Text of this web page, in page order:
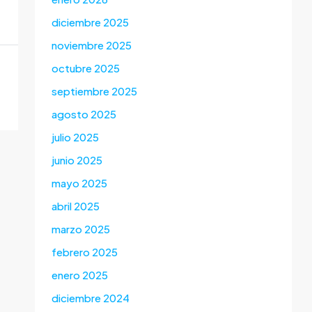
diciembre 2025
noviembre 2025
octubre 2025
septiembre 2025
agosto 2025
julio 2025
junio 2025
mayo 2025
abril 2025
marzo 2025
febrero 2025
enero 2025
diciembre 2024